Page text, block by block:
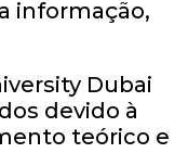
informação,
Dubai
devido à
teórico e